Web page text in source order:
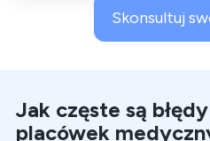
Skonsultuj
Jak częste są
placówek